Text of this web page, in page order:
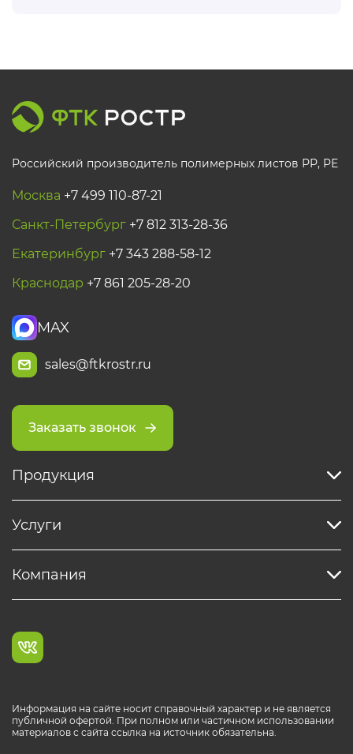
Российский производитель полимерных листов РР, PE
Москва +7 499 110-87-21
Санкт-Петербург +7 812 313-28-36
Екатеринбург +7 343 288-58-12
Краснодар +7 861 205-28-20
MAX
sales@ftkrostr.ru
Заказать звонок
Продукция
Услуги
Компания
Информация на сайте носит справочный характер и не является
публичной офертой. При полном или частичном использовании
материалов с сайта ссылка на источник обязательна.